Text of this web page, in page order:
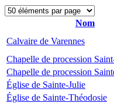
Nom
Calvaire de Varennes
Chapelle de procession
Chapelle de procession
Église de Sainte-Julie
Église de Sainte-Théodosie